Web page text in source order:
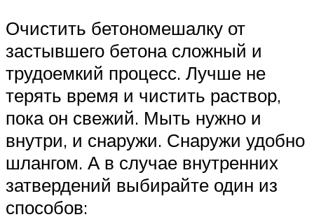
Очистить бетономешалку от
застывшего бетона сложный и
трудоемкий процесс. Лучше не
терять время и чистить раствор,
пока он свежий. Мыть нужно и
внутри, и снаружи. Снаружи удобно
шлангом. А в случае внутренних
затвердений выбирайте один из
способов: